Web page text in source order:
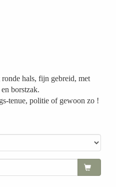
hals, fijn gebreid, met
borstzak.
tenue, politie of gewoon zo !